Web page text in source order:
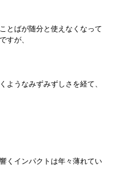
とばが随分と使えなくなって
すが、
ようなみずみずしさを経て、
くインパクトは年々薄れてい